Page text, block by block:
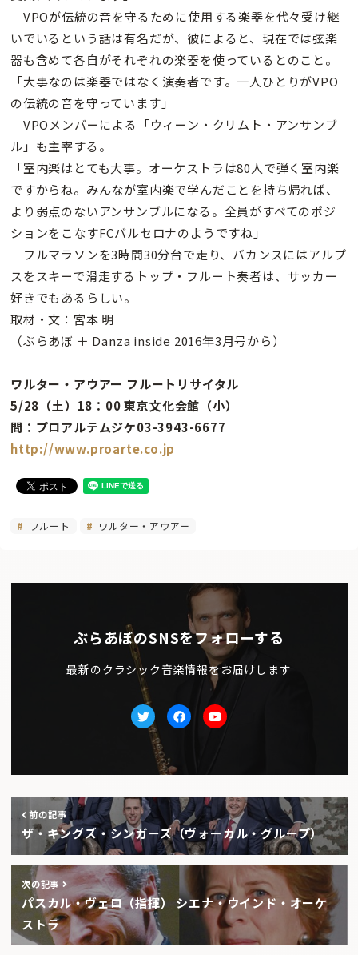
VPOが伝統の音を守るために使用する楽器を代々受け継
いでいるという話は有名だが、彼によると、現在では弦楽
器も含めて各自がそれぞれの楽器を使っているとのこと。
「大事なのは楽器ではなく演奏者です。一人ひとりがVPO
の伝統の音を守っています」
VPOメンバーによる「ウィーン・クリムト・アンサンブ
ル」も主宰する。
「室内楽はとても大事。オーケストラは80人で弾く室内楽
ですからね。みんなが室内楽で学んだことを持ち帰れば、
より弱点のないアンサンブルになる。全員がすべてのポジ
ションをこなすFCバルセロナのようですね」
フルマラソンを3時間30分台で走り、バカンスにはアルプ
スをスキーで滑走するトップ・フルート奏者は、サッカー
好きでもあるらしい。
取材・文：宮本 明
（ぶらあぼ ＋ Danza inside 2016年3月号から）
ワルター・アウアー フルートリサイタル
5/28（土）18：00 東京文化会館（小）
問：プロアルテムジケ03-3943-6677
http://www.proarte.co.jp
フルート ワルター・アウアー
ぶらあぼのSNSをフォローする
最新のクラシック音楽情報をお届けします
TwitterfacebookYoutube
前の記事
ザ・キングズ・シンガーズ（ヴォーカル・グループ）
次の記事
パスカル・ヴェロ（指揮） シエナ・ウインド・オーケ
ストラ